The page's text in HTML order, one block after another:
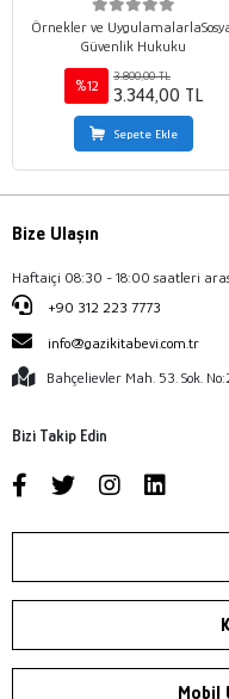
Örnekler ve
Güvenlik Hukuku
%12
3.800,00 TL
3.344,00 TL
Sepete Ekle
Bize Ulaşın
Haftaiçi 08:30 - 18:00 saatleri
+90 312 223 7773
info@gazikitabevi.com.tr
Bahçelievler Mah. 53. Sok.
Bizi Takip Edin
Mobil